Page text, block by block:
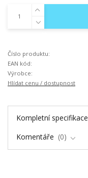
Číslo produktu:
EAN kód:
Výrobce:
Hlídat cenu / dostupnost
Kompletní specifikace
Komentáře
0